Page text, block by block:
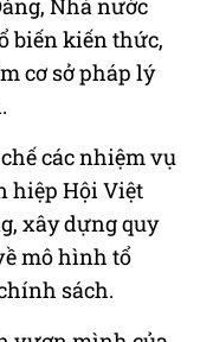
Nhà nước
biến kiến thức,
cơ sở pháp lý
các nhiệm vụ
hiệp Hội Việt
xây dựng quy
mô hình tổ
sách.